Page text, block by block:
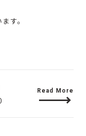
す。
Read More